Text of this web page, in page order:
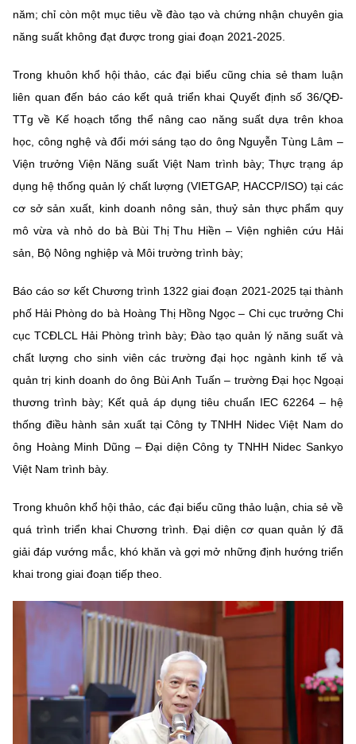
năm; chỉ còn một mục tiêu về đào tạo và chứng nhận chuyên gia
năng suất không đạt được trong giai đoạn 2021-2025.
Trong khuôn khổ hội thảo, các đại biểu cũng chia sẻ tham luận
liên quan đến báo cáo kết quả triển khai Quyết định số 36/QĐ-
TTg về Kế hoạch tổng thể nâng cao năng suất dựa trên khoa
học, công nghệ và đổi mới sáng tạo do ông Nguyễn Tùng Lâm –
Viện trưởng Viện Năng suất Việt Nam trình bày; Thực trạng áp
dụng hệ thống quản lý chất lượng (VIETGAP, HACCP/ISO) tại các
cơ sở sản xuất, kinh doanh nông sản, thuỷ sản thực phẩm quy
mô vừa và nhỏ do bà Bùi Thị Thu Hiền – Viện nghiên cứu Hải
sản, Bộ Nông nghiệp và Môi trường trình bày;
Báo cáo sơ kết Chương trình 1322 giai đoạn 2021-2025 tại thành
phố Hải Phòng do bà Hoàng Thị Hồng Ngọc – Chi cục trưởng Chi
cục TCĐLCL Hải Phòng trình bày; Đào tạo quản lý năng suất và
chất lượng cho sinh viên các trường đại học ngành kinh tế và
quản trị kinh doanh do ông Bùi Anh Tuấn – trường Đại học Ngoại
thương trình bày; Kết quả áp dụng tiêu chuẩn IEC 62264 – hệ
thống điều hành sản xuất tại Công ty TNHH Nidec Việt Nam do
ông Hoàng Minh Dũng – Đại diện Công ty TNHH Nidec Sankyo
Việt Nam trình bày.
Trong khuôn khổ hội thảo, các đại biểu cũng thảo luận, chia sẻ về
quá trình triển khai Chương trình. Đại diện cơ quan quản lý đã
giải đáp vướng mắc, khó khăn và gợi mở những định hướng triển
khai trong giai đoạn tiếp theo.